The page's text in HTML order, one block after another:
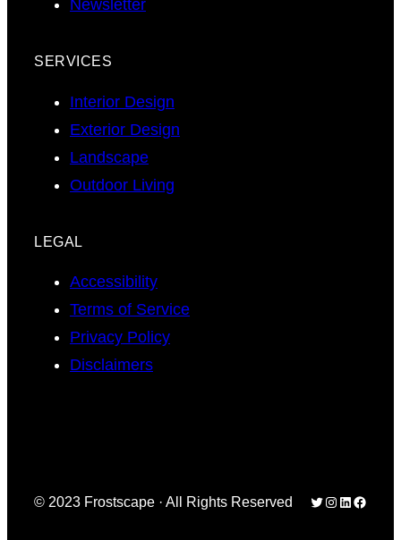
Newsletter
SERVICES
Interior Design
Exterior Design
Landscape
Outdoor Living
LEGAL
Accessibility
Terms of Service
Privacy Policy
Disclaimers
© 2023 Frostscape · All Rights Reserved Twitter
Instagram
LinkedIn